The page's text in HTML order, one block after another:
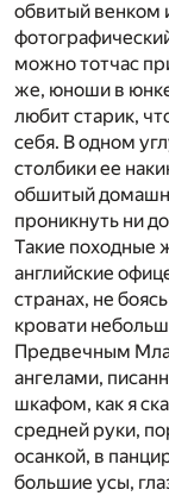
обвитый венком
можно тотчас
же, юноши в
любит старик,
себя. В одном
столбики ее
обшитый
проникнуть ни
Такие походные
английские
странах, не
кровати
Предвечным
ангелами,
шкафом, как я
средней руки,
осанкой, в
большие усы,